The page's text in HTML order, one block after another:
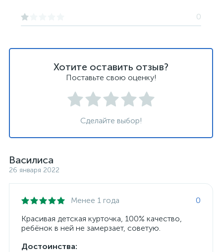
Хотите оставить отзыв?
Поставьте свою оценку!
Сделайте выбор!
Василиса
26 января 2022
Менее 1 года
0
Красивая детская курточка, 100% качество,
ребёнок в ней не замерзает, советую.
Достоинства:
0